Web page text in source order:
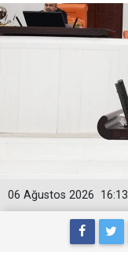
16:13
06 Ağustos 2026